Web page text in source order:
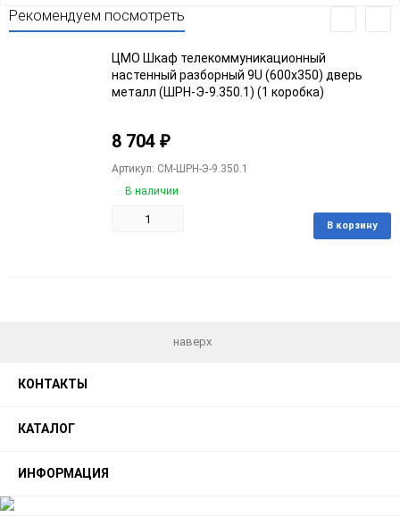
Рекомендуем посмотреть
ЦМО Шкаф телекоммуникационный
настенный разборный 9U (600х350) дверь
металл (ШРН-Э-9.350.1) (1 коробка)
8 704 ₽
Артикул: CM-ШРН-Э-9.350.1
В наличии
В корзину
наверх
КОНТАКТЫ
КАТАЛОГ
ИНФОРМАЦИЯ